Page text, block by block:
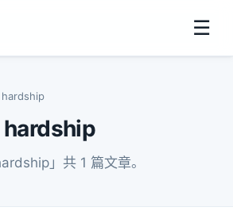
☰
hardship
」共 1 篇文章。